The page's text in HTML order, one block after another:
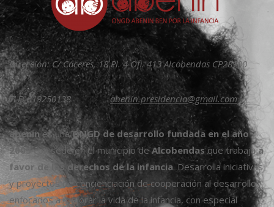
Dirección: C/ Cáceres, 18 Pl. 4 Ofi. 413 Alcobendas CP28100
TLF: 619250138abenin.presidencia@gmail.com
abenin es unaONGD de desarrollo fundada en el año
2003con sede en el municipio deAlcobendasque trabajaa
favor de los derechos de la infancia. Desarrolla iniciativas
y proyectos de concienciación de cooperación al desarrollo,
enfocados a mejorar la vida de la infancia, con especial